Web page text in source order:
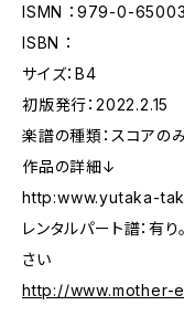
ISMN ：979-0-
ISBN ：
サイズ：B4
初版発行：2022.2.15
楽譜の種類：スコアの
作品の詳細↓
http:www.yutaka-
レンタルパート譜：有
さい
http://www.mother-